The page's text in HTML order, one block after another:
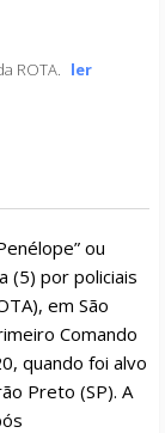
ROTA. ler
ou
(5) por policiais
em São
Comando
quando foi alvo
Preto (SP). A